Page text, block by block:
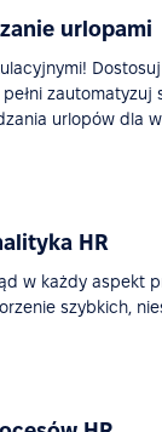
urlopami
zautomatyzuj
urlopów dla
HR
w każdy aspekt
szybkich,